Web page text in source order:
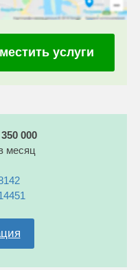
услуги
000
месяц